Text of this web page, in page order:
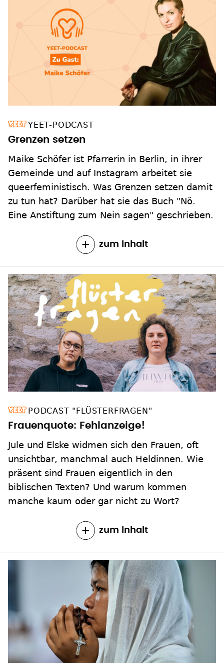
YEET-PODCAST
Grenzen setzen
Maike Schöfer ist Pfarrerin in Berlin, in ihrer
Gemeinde und auf Instagram arbeitet sie
queerfeministisch. Was Grenzen setzen damit
zu tun hat? Darüber hat sie das Buch "Nö.
Eine Anstiftung zum Nein sagen" geschrieben.
zum Inhalt
PODCAST "FLÜSTERFRAGEN"
Frauenquote: Fehlanzeige!
Jule und Elske widmen sich den Frauen, oft
unsichtbar, manchmal auch Heldinnen. Wie
präsent sind Frauen eigentlich in den
biblischen Texten? Und warum kommen
manche kaum oder gar nicht zu Wort?
zum Inhalt